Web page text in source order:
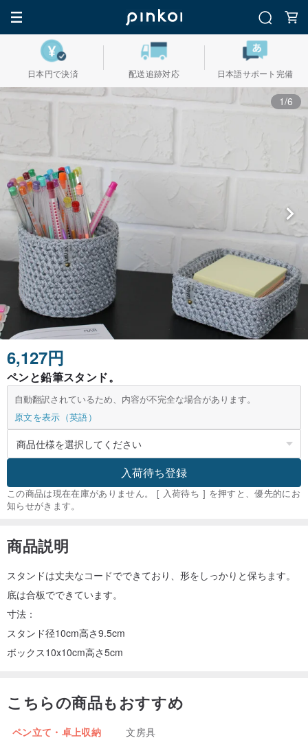
日本円で決済 配送追跡対応 日本語サポート完備
1/6
6,127円
ペンと鉛筆スタンド。
自動翻訳されているため、内容が不完全な場合があります。
原文を表示（英語）
入荷待ち登録
この商品は現在在庫がありません。 [ 入荷待ち ] を押すと、優先的にお
知らせがきます。
商品説明
スタンドは丈夫なコードでできており、形をしっかりと保ちます。
底は合板でできています。
寸法：
スタンド径10cm高さ9.5cm
ボックス10x10cm高さ5cm
こちらの商品もおすすめ
ペン立て・卓上収納 文房具